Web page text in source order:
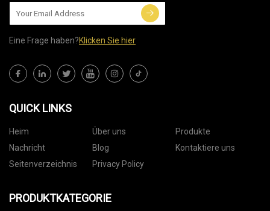
Eine Frage haben?Klicken Sie hier
QUICK LINKS
Heim Über uns
Produkte
Nachricht
Blog
Kontaktiere uns
Seitenverzeichnis
Privacy Policy
PRODUKTKATEGORIE